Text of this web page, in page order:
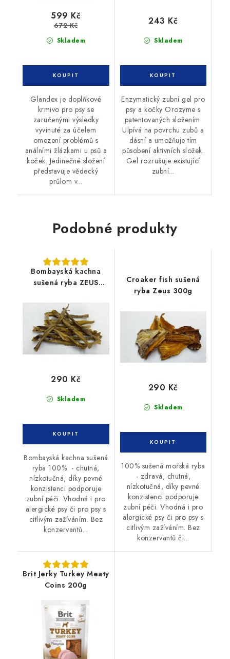
Skladem
599 Kč
672 Kč
Glandex je doplňkové
krmivo pro psy se
zaručenými výsledky
vyvinuté za účelem
omezení problémů s
análními žlázkami u psů a
koček. Jedinečné složení
představuje vědecký
průlom v...
Skladem
243 Kč
Enzymatický zubní gel pro
psy a kočky Orozyme s
patentovaných složením.
Ulpívá na povrchu zubů a
dásní a umožňuje tím
působení aktivních složek.
Gel rozrušuje existující
zubní...
Podobné produkty
Bombayská kachna
sušená ryba ZEUS
Skladem
290 Kč
Bombayská kachna sušená
ryba 100% - chutná,
nízkotučná, díky pevné
konzistenci podporuje
zubní péči. Vhodná i pro
alergické psy či pro psy s
citlivým zažíváním. Bez
konzervantů...
Croaker fish sušená
ryba Zeus 300g
Skladem
290 Kč
100% sušená mořská ryba
- zdravá, chutná,
nízkotučná, díky pevné
konzistenci podporuje
zubní péči. Vhodná i pro
alergické psy či pro psy s
citlivým zažíváním. Bez
konzervantů či...
Brit Jerky Turkey Meaty
Coins 200g